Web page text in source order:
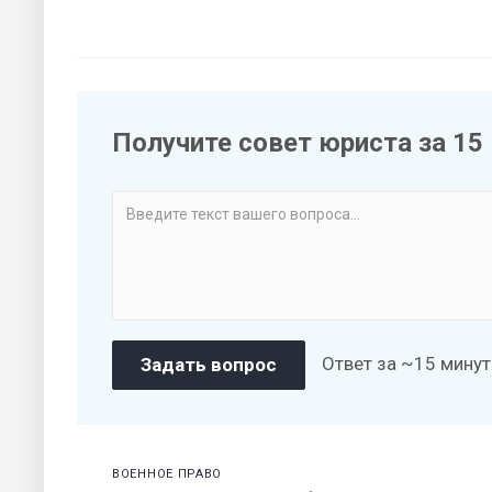
Получите совет юриста за
Ответ за ~15 минут
ВОЕННОЕ ПРАВО